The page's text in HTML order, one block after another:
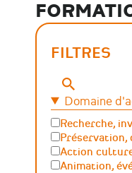
FILTRES
Mots-
clésDomaine
Recherche,
Action
Animation,